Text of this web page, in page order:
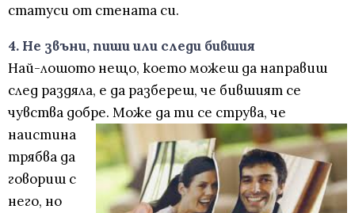
статуси от стената си.
4. Не звъни, пиши или следи бившия
Най-лошото нещо, което можеш да направиш
след раздяла, е да разбереш, че бившият се
чувства добре. Може да ти се струва, че
наистина
трябва да
говориш с
него, но